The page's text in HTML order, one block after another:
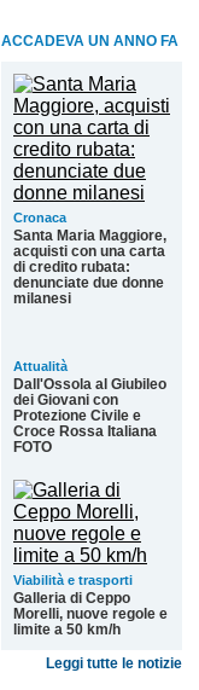
ACCADEVA UN ANNO FA
Cronaca
Santa Maria Maggiore,
acquisti con una carta
di credito rubata:
denunciate due donne
milanesi
Attualità
Dall'Ossola al Giubileo
dei Giovani con
Protezione Civile e
Croce Rossa Italiana
FOTO
Viabilità e trasporti
Galleria di Ceppo
Morelli, nuove regole e
limite a 50 km/h
Leggi tutte le notizie